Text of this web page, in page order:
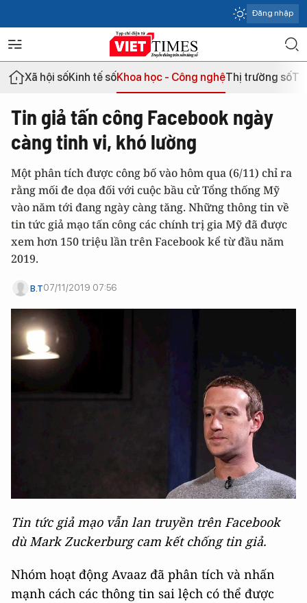
Đăng nhập
Xã hội sốKinh tế sốKhoa học - Công nghệThị trường số
Tin giả tấn công Facebook ngày
càng tinh vi, khó lường
Một phân tích được công bố vào hôm qua (6/11) chỉ ra
rằng mối đe dọa đối với cuộc bầu cử Tổng thống Mỹ
vào năm tới đang ngày càng tăng. Những thông tin về
tin tức giả mạo tấn công các chính trị gia Mỹ đã được
xem hơn 150 triệu lần trên Facebook kể từ đầu năm
2019.
B.T07/11/2019 07:56
Tin tức giả mạo vẫn lan truyền trên Facebook
dù Mark Zuckerburg cam kết chống tin giả.
Nhóm hoạt động Avaaz đã phân tích và nhấn
mạnh cách các thông tin sai lệch có thể được